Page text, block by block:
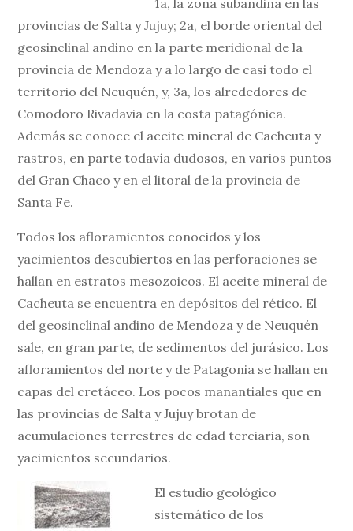
provincias de Salta y Jujuy; 2a, el borde oriental del
geosinclinal andino en la parte meridional de la
provincia de Mendoza y a lo largo de casi todo el
territorio del Neuquén, y, 3a, los alrededores de
Comodoro Rivadavia en la costa patagónica.
Además se conoce el aceite mineral de Cacheuta y
rastros, en parte todavía dudosos, en varios puntos
del Gran Chaco y en el litoral de la provincia de
Santa Fe.
Todos los afloramientos conocidos y los
yacimientos descubiertos en las perforaciones se
hallan en estratos mesozoicos. El aceite mineral de
Cacheuta se encuentra en depósitos del rético. El
del geosinclinal andino de Mendoza y de Neuquén
sale, en gran parte, de sedimentos del jurásico. Los
afloramientos del norte y de Patagonia se hallan en
capas del cretáceo. Los pocos manantiales que en
las provincias de Salta y Jujuy brotan de
acumulaciones terrestres de edad terciaria, son
yacimientos secundarios.
El estudio geológico
sistemático de los